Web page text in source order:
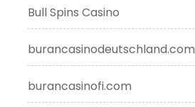
Bull Spins Casino
burancasinodeutschland.com
burancasinofi.com